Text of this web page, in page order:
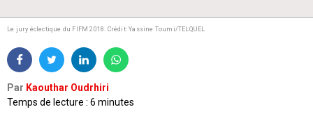
Le jury éclectique du FIFM 2018. Crédit: Yassine Toumi/TELQUEL
Par Kaouthar Oudrhiri
Temps de lecture : 6 minutes